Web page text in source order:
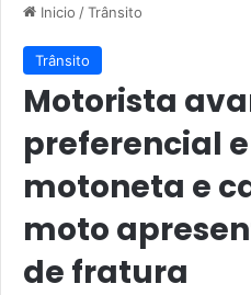
Inicio /Trânsito
Trânsito
Motorista
preferencial
motoneta e
moto
de fratura